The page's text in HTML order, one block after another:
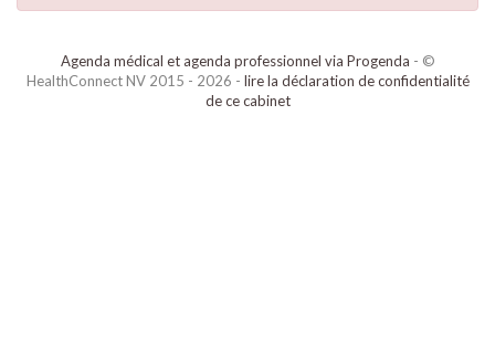
Agenda médical et agenda professionnel via Progenda - ©
HealthConnect NV 2015 - 2026 - lire la déclaration de confidentialité
de ce cabinet